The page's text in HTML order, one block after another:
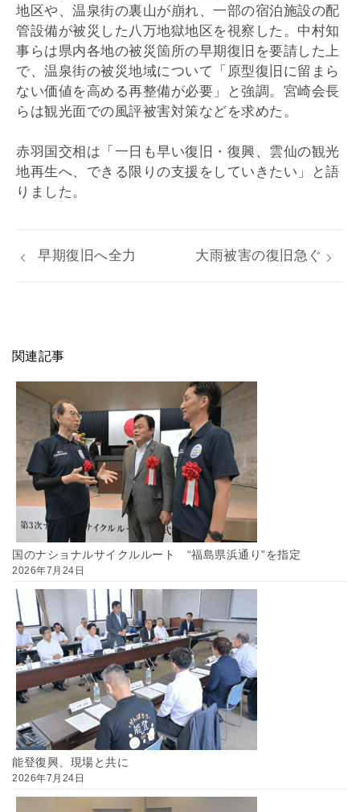
地区や、温泉街の裏山が崩れ、一部の宿泊施設の配
管設備が被災した八万地獄地区を視察した。中村知
事らは県内各地の被災箇所の早期復旧を要請した上
で、温泉街の被災地域について「原型復旧に留まら
ない価値を高める再整備が必要」と強調。宮崎会長
らは観光面での風評被害対策などを求めた。
赤羽国交相は「一日も早い復旧・復興、雲仙の観光
地再生へ、できる限りの支援をしていきたい」と語
りました。
早期復旧へ全力 大雨被害の復旧急ぐ
関連記事
国のナショナルサイクルルート “福島県浜通り”を指定
2026年7月24日
能登復興、現場と共に
2026年7月24日